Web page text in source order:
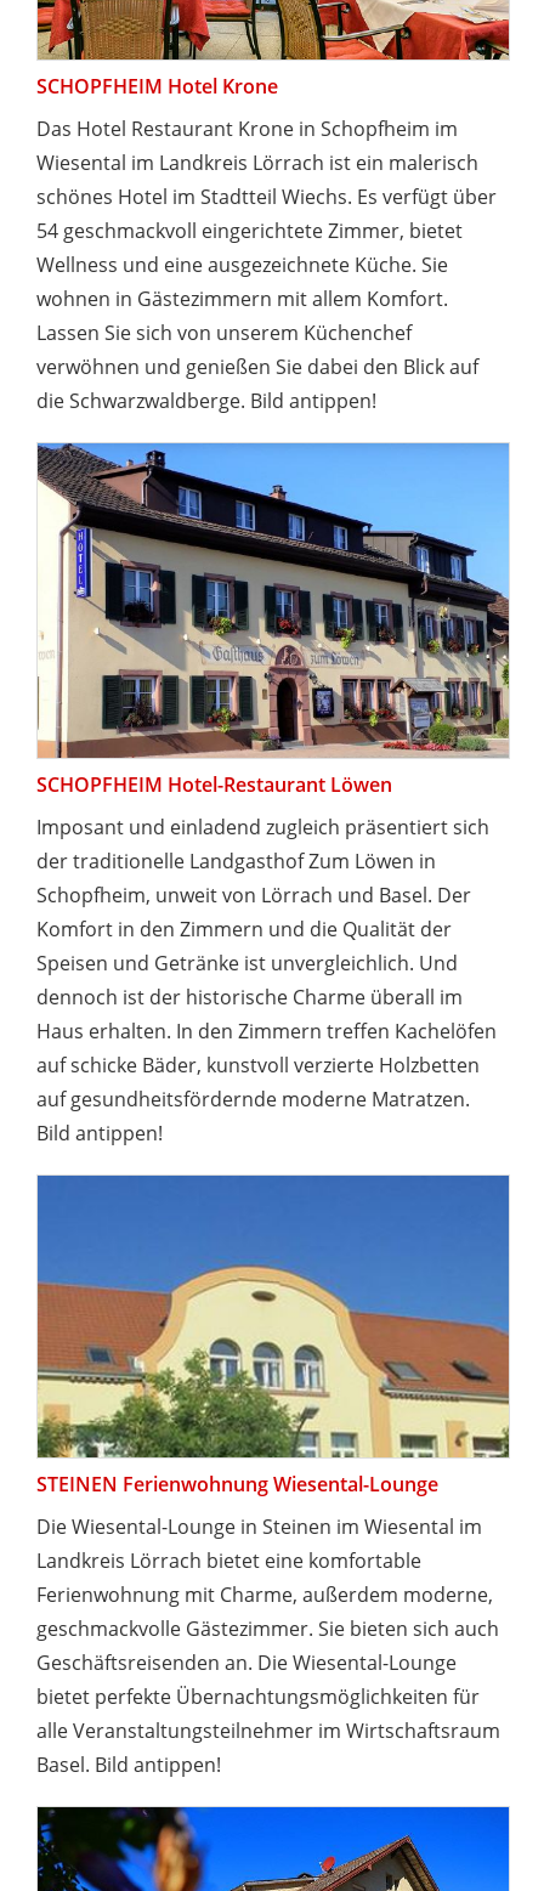
SCHOPFHEIM Hotel Krone
Das Hotel Restaurant Krone in Schopfheim im
Wiesental im Landkreis Lörrach ist ein malerisch
schönes Hotel im Stadtteil Wiechs. Es verfügt über
54 geschmackvoll eingerichtete Zimmer, bietet
Wellness und eine ausgezeichnete Küche. Sie
wohnen in Gästezimmern mit allem Komfort.
Lassen Sie sich von unserem Küchenchef
verwöhnen und genießen Sie dabei den Blick auf
die Schwarzwaldberge. Bild antippen!
SCHOPFHEIM Hotel-Restaurant Löwen
Imposant und einladend zugleich präsentiert sich
der traditionelle Landgasthof Zum Löwen in
Schopfheim, unweit von Lörrach und Basel. Der
Komfort in den Zimmern und die Qualität der
Speisen und Getränke ist unvergleichlich. Und
dennoch ist der historische Charme überall im
Haus erhalten. In den Zimmern treffen Kachelöfen
auf schicke Bäder, kunstvoll verzierte Holzbetten
auf gesundheitsfördernde moderne Matratzen.
Bild antippen!
STEINEN Ferienwohnung Wiesental-Lounge
Die Wiesental-Lounge in Steinen im Wiesental im
Landkreis Lörrach bietet eine komfortable
Ferienwohnung mit Charme, außerdem moderne,
geschmackvolle Gästezimmer. Sie bieten sich auch
Geschäftsreisenden an. Die Wiesental-Lounge
bietet perfekte Übernachtungsmöglichkeiten für
alle Veranstaltungsteilnehmer im Wirtschaftsraum
Basel. Bild antippen!